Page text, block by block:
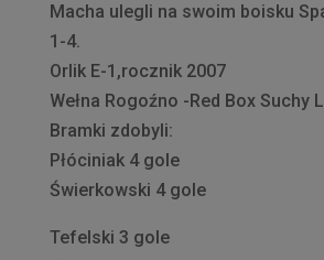
Macha ulegli na swoim boisku
1-4.
Orlik E-1,rocznik 2007
Wełna Rogoźno -Red Box Suchy
Bramki zdobyli:
Płóciniak 4 gole
Świerkowski 4 gole
Tefelski 3 gole